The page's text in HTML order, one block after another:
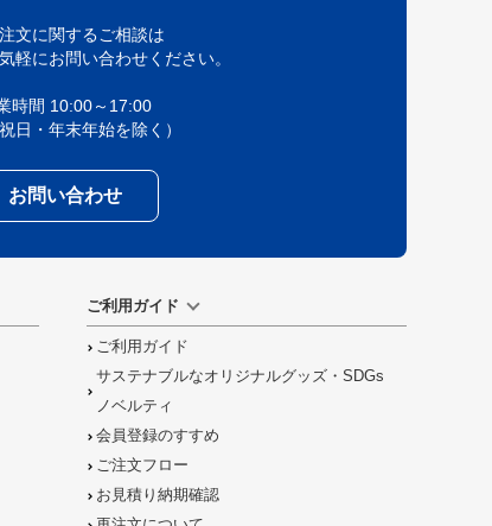
文に関するご相談は
軽にお問い合わせください。
時間 10:00～17:00
祝日・年末年始を除く）
お問い合わせ
ご利用ガイド
ご利用ガイド
サステナブルなオリジナルグッズ・SDGs
ノベルティ
会員登録のすすめ
ご注文フロー
お見積り納期確認